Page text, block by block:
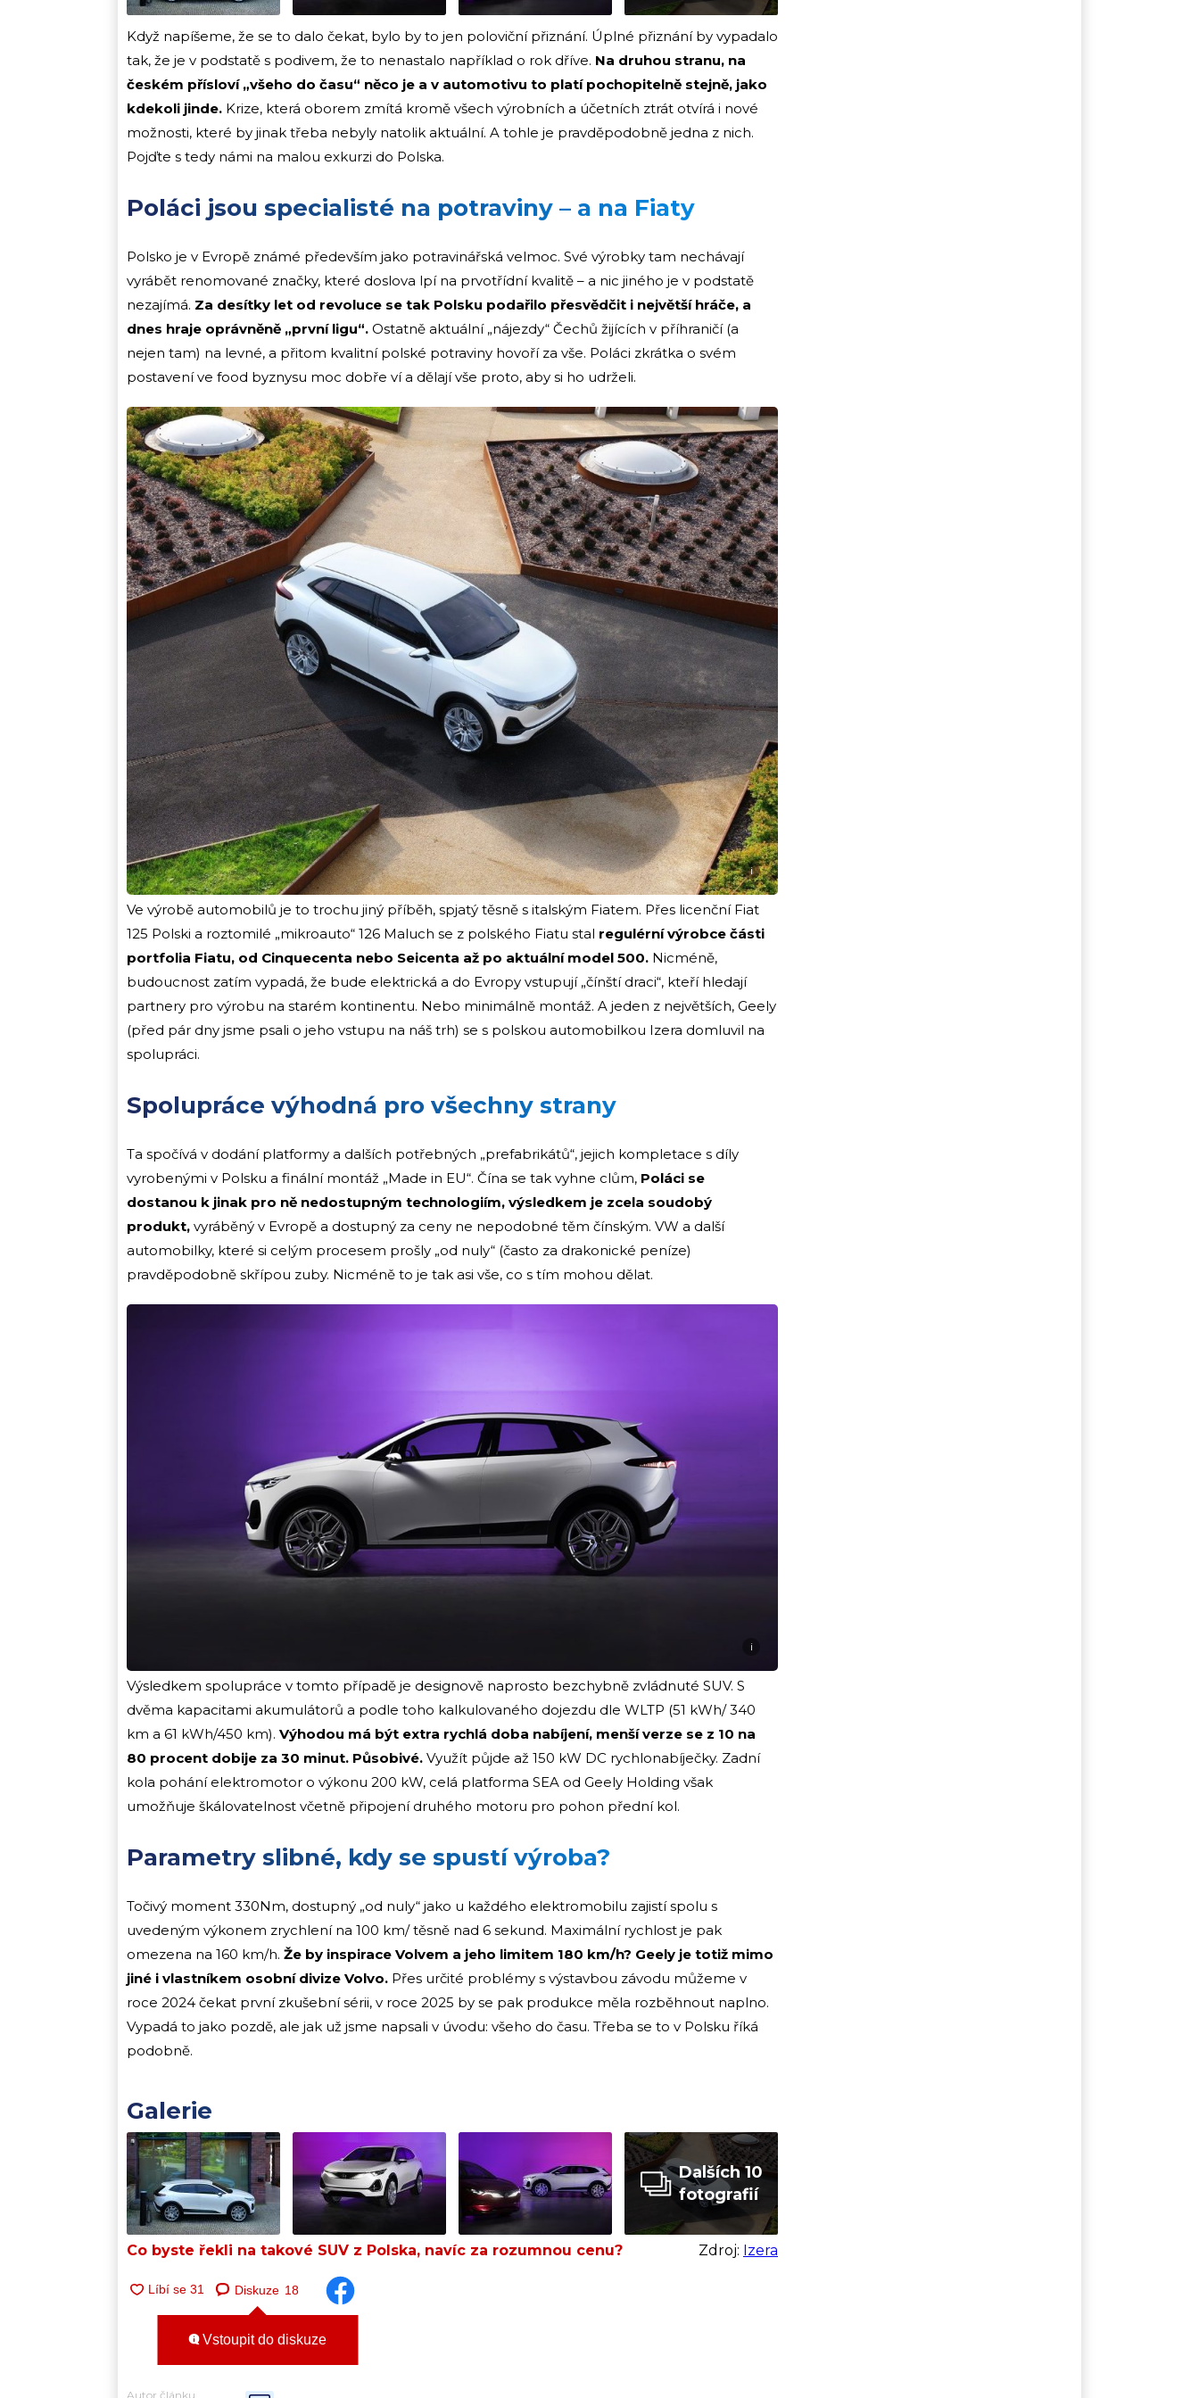
Když napíšeme, že se to dalo čekat, bylo by to jen poloviční přiznání. Úplné přiznání by vypadalo
tak, že je v podstatě s podivem, že to nenastalo například o rok dříve. Na druhou stranu, na
českém přísloví „všeho do času“ něco je a v automotivu to platí pochopitelně stejně, jako
kdekoli jinde. Krize, která oborem zmítá kromě všech výrobních a účetních ztrát otvírá i nové
možnosti, které by jinak třeba nebyly natolik aktuální. A tohle je pravděpodobně jedna z nich.
Pojďte s tedy námi na malou exkurzi do Polska.
Poláci jsou specialisté na potraviny – a na Fiaty
Polsko je v Evropě známé především jako potravinářská velmoc. Své výrobky tam nechávají
vyrábět renomované značky, které doslova lpí na prvotřídní kvalitě – a nic jiného je v podstatě
nezajímá. Za desítky let od revoluce se tak Polsku podařilo přesvědčit i největší hráče, a
dnes hraje oprávněně „první ligu“. Ostatně aktuální „nájezdy“ Čechů žijících v příhraničí (a
nejen tam) na levné, a přitom kvalitní polské potraviny hovoří za vše. Poláci zkrátka o svém
postavení ve food byznysu moc dobře ví a dělají vše proto, aby si ho udrželi.
i
Ve výrobě automobilů je to trochu jiný příběh, spjatý těsně s italským Fiatem. Přes licenční Fiat
125 Polski a roztomilé „mikroauto“ 126 Maluch se z polského Fiatu stal regulérní výrobce části
portfolia Fiatu, od Cinquecenta nebo Seicenta až po aktuální model 500. Nicméně,
budoucnost zatím vypadá, že bude elektrická a do Evropy vstupují „čínští draci“, kteří hledají
partnery pro výrobu na starém kontinentu. Nebo minimálně montáž. A jeden z největších, Geely
(před pár dny jsme psali o jeho vstupu na náš trh) se s polskou automobilkou Izera domluvil na
spolupráci.
Spolupráce výhodná pro všechny strany
Ta spočívá v dodání platformy a dalších potřebných „prefabrikátů“, jejich kompletace s díly
vyrobenými v Polsku a finální montáž „Made in EU“. Čína se tak vyhne clům, Poláci se
dostanou k jinak pro ně nedostupným technologiím, výsledkem je zcela soudobý
produkt, vyráběný v Evropě a dostupný za ceny ne nepodobné těm čínským. VW a další
automobilky, které si celým procesem prošly „od nuly“ (často za drakonické peníze)
pravděpodobně skřípou zuby. Nicméně to je tak asi vše, co s tím mohou dělat.
i
Výsledkem spolupráce v tomto případě je designově naprosto bezchybně zvládnuté SUV. S
dvěma kapacitami akumulátorů a podle toho kalkulovaného dojezdu dle WLTP (51 kWh/ 340
km a 61 kWh/450 km). Výhodou má být extra rychlá doba nabíjení, menší verze se z 10 na
80 procent dobije za 30 minut. Působivé. Využít půjde až 150 kW DC rychlonabíječky. Zadní
kola pohání elektromotor o výkonu 200 kW, celá platforma SEA od Geely Holding však
umožňuje škálovatelnost včetně připojení druhého motoru pro pohon přední kol.
Parametry slibné, kdy se spustí výroba?
Točivý moment 330Nm, dostupný „od nuly“ jako u každého elektromobilu zajistí spolu s
uvedeným výkonem zrychlení na 100 km/ těsně nad 6 sekund. Maximální rychlost je pak
omezena na 160 km/h. Že by inspirace Volvem a jeho limitem 180 km/h? Geely je totiž mimo
jiné i vlastníkem osobní divize Volvo. Přes určité problémy s výstavbou závodu můžeme v
roce 2024 čekat první zkušební sérii, v roce 2025 by se pak produkce měla rozběhnout naplno.
Vypadá to jako pozdě, ale jak už jsme napsali v úvodu: všeho do času. Třeba se to v Polsku říká
podobně.
Galerie
Dalších 10
fotografií
Co byste řekli na takové SUV z Polska, navíc za rozumnou cenu? Zdroj: Izera
Diskuze 18
Vstoupit do diskuze
Autor článku